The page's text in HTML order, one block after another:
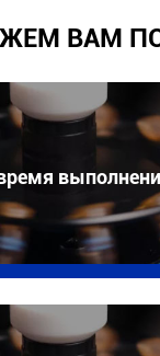
ВАМ
четыре